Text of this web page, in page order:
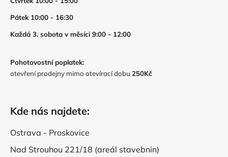
Pátek 10:00 - 16:30
Každá 3. sobota v měsíci 9:00 - 12:00
Pohotovostní poplatek:
otevření prodejny mimo otevírací dobu 250Kč
Kde nás najdete:
Ostrava - Proskovice
Nad Strouhou 221/18 (areál stavebnin)